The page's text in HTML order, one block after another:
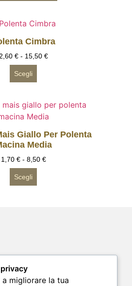
Cimbra
€ - 15,50 €
Scegli
Giallo Per Polenta
Media
1,70 € - 8,50 €
Scegli
migliorare la tua